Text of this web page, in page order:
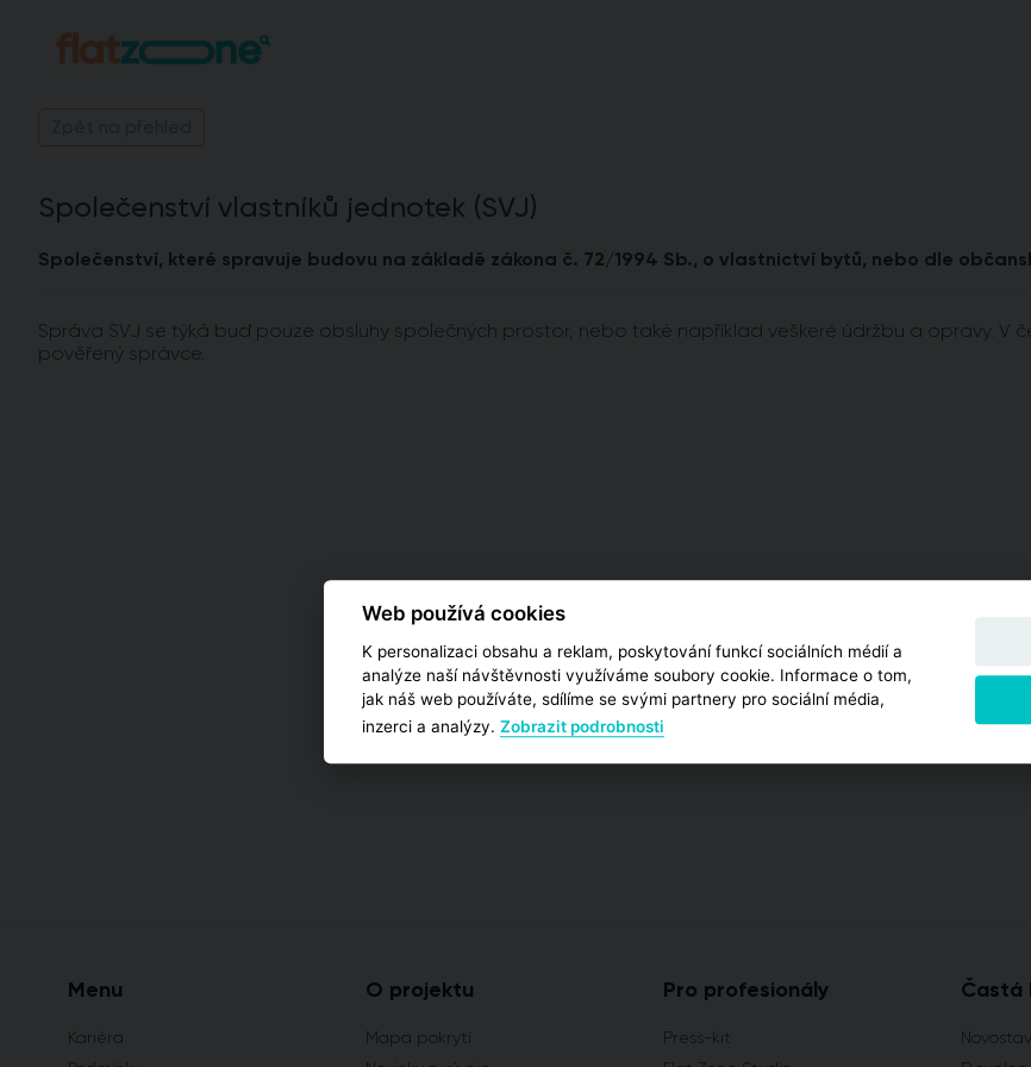
Společenství vlastníků jednotek (SVJ)
Společenství, které spravuje budovu na základě zákona č. 72/1994 Sb., o vlastnictví bytů, nebo dle
Správa SVJ se týká buď pouze obsluhy společných prostor, nebo také například veškeré údržbu a opravy. V
pověřený správce.
Menu
Kariéra
O projektu
Mapa pokrytí
Pro profesionály
Press-kit
Častá
Web používá cookies
K personalizaci obsahu a reklam, poskytování funkcí sociálních médií a
analýze naší návštěvnosti využíváme soubory cookie. Informace o tom,
jak náš web používáte, sdílíme se svými partnery pro sociální média,
inzerci a analýzy. Zobrazit podrobnosti